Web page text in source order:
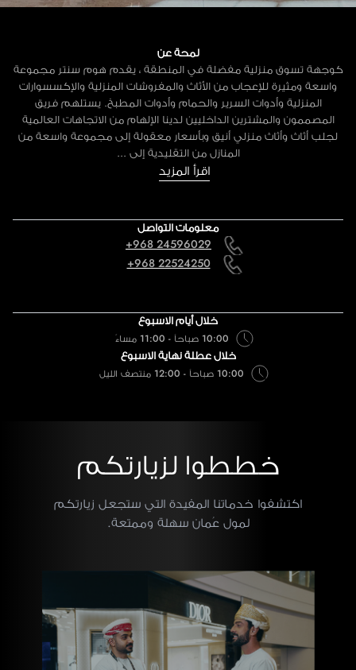
لمحة عن
كوجهة تسوق منزلية مفضلة في المنطقة ، يقدم هوم سنتر مجموعة
واسعة ومثيرة للإعجاب من الأثاث والمفروشات المنزلية والإكسسوارات
المنزلية وأدوات السرير والحمام وأدوات المطبخ. يستلهم فريق
المصممون والمشترين الداخليين لدينا الإلهام من الاتجاهات العالمية
لجلب أثاث وأثاث منزلي أنيق وبأسعار معقولة إلى مجموعة واسعة من
المنازل من التقليدية إلى ...
اقرأ المزيد
معلومات التواصل
+968 24596029
+968 22524250
خلال أيام الاسبوع
10:00 صباحاً - 11:00 مساءً
خلال عطلة نهاية الاسبوع
10:00 صباحاً - 12:00 منتصف الليل
خططوا لزيارتكم
اكتشفوا خدماتنا المفيدة التي ستجعل زيارتكم
لمول عُمان سهلة وممتعة.